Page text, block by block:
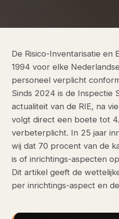
De Risico-Inventarisatie en
1994 voor elke
personeel verplicht
Sinds 2024 is de Inspectie
actualiteit van de RIE, na
volgt direct een boete tot
verbeterplicht. In 25 jaar
wij dat 70 procent van de
is of inrichtings-aspecten
Dit artikel geeft de
per inrichtings-aspect en